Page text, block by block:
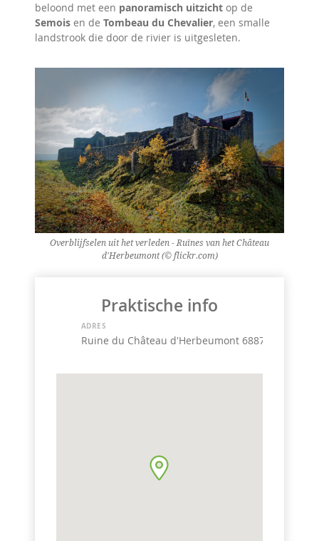
beloond met een panoramisch uitzicht op de
Semois en de Tombeau du Chevalier, een smalle
landstrook die door de rivier is uitgesleten.
Overblijfselen uit het verleden - Ruïnes van het Château
d'Herbeumont (© flickr.com)
Praktische info
ADRES
Ruine du Château d'Herbeumont 6887